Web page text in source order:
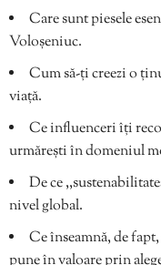
Care sunt piesele
Voloșeniuc.
Cum să-ți creezi o
viață.
Ce influenceri îți
urmărești în domeniul
De ce
nivel global.
Ce înseamnă, de